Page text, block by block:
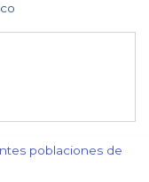
poblaciones de